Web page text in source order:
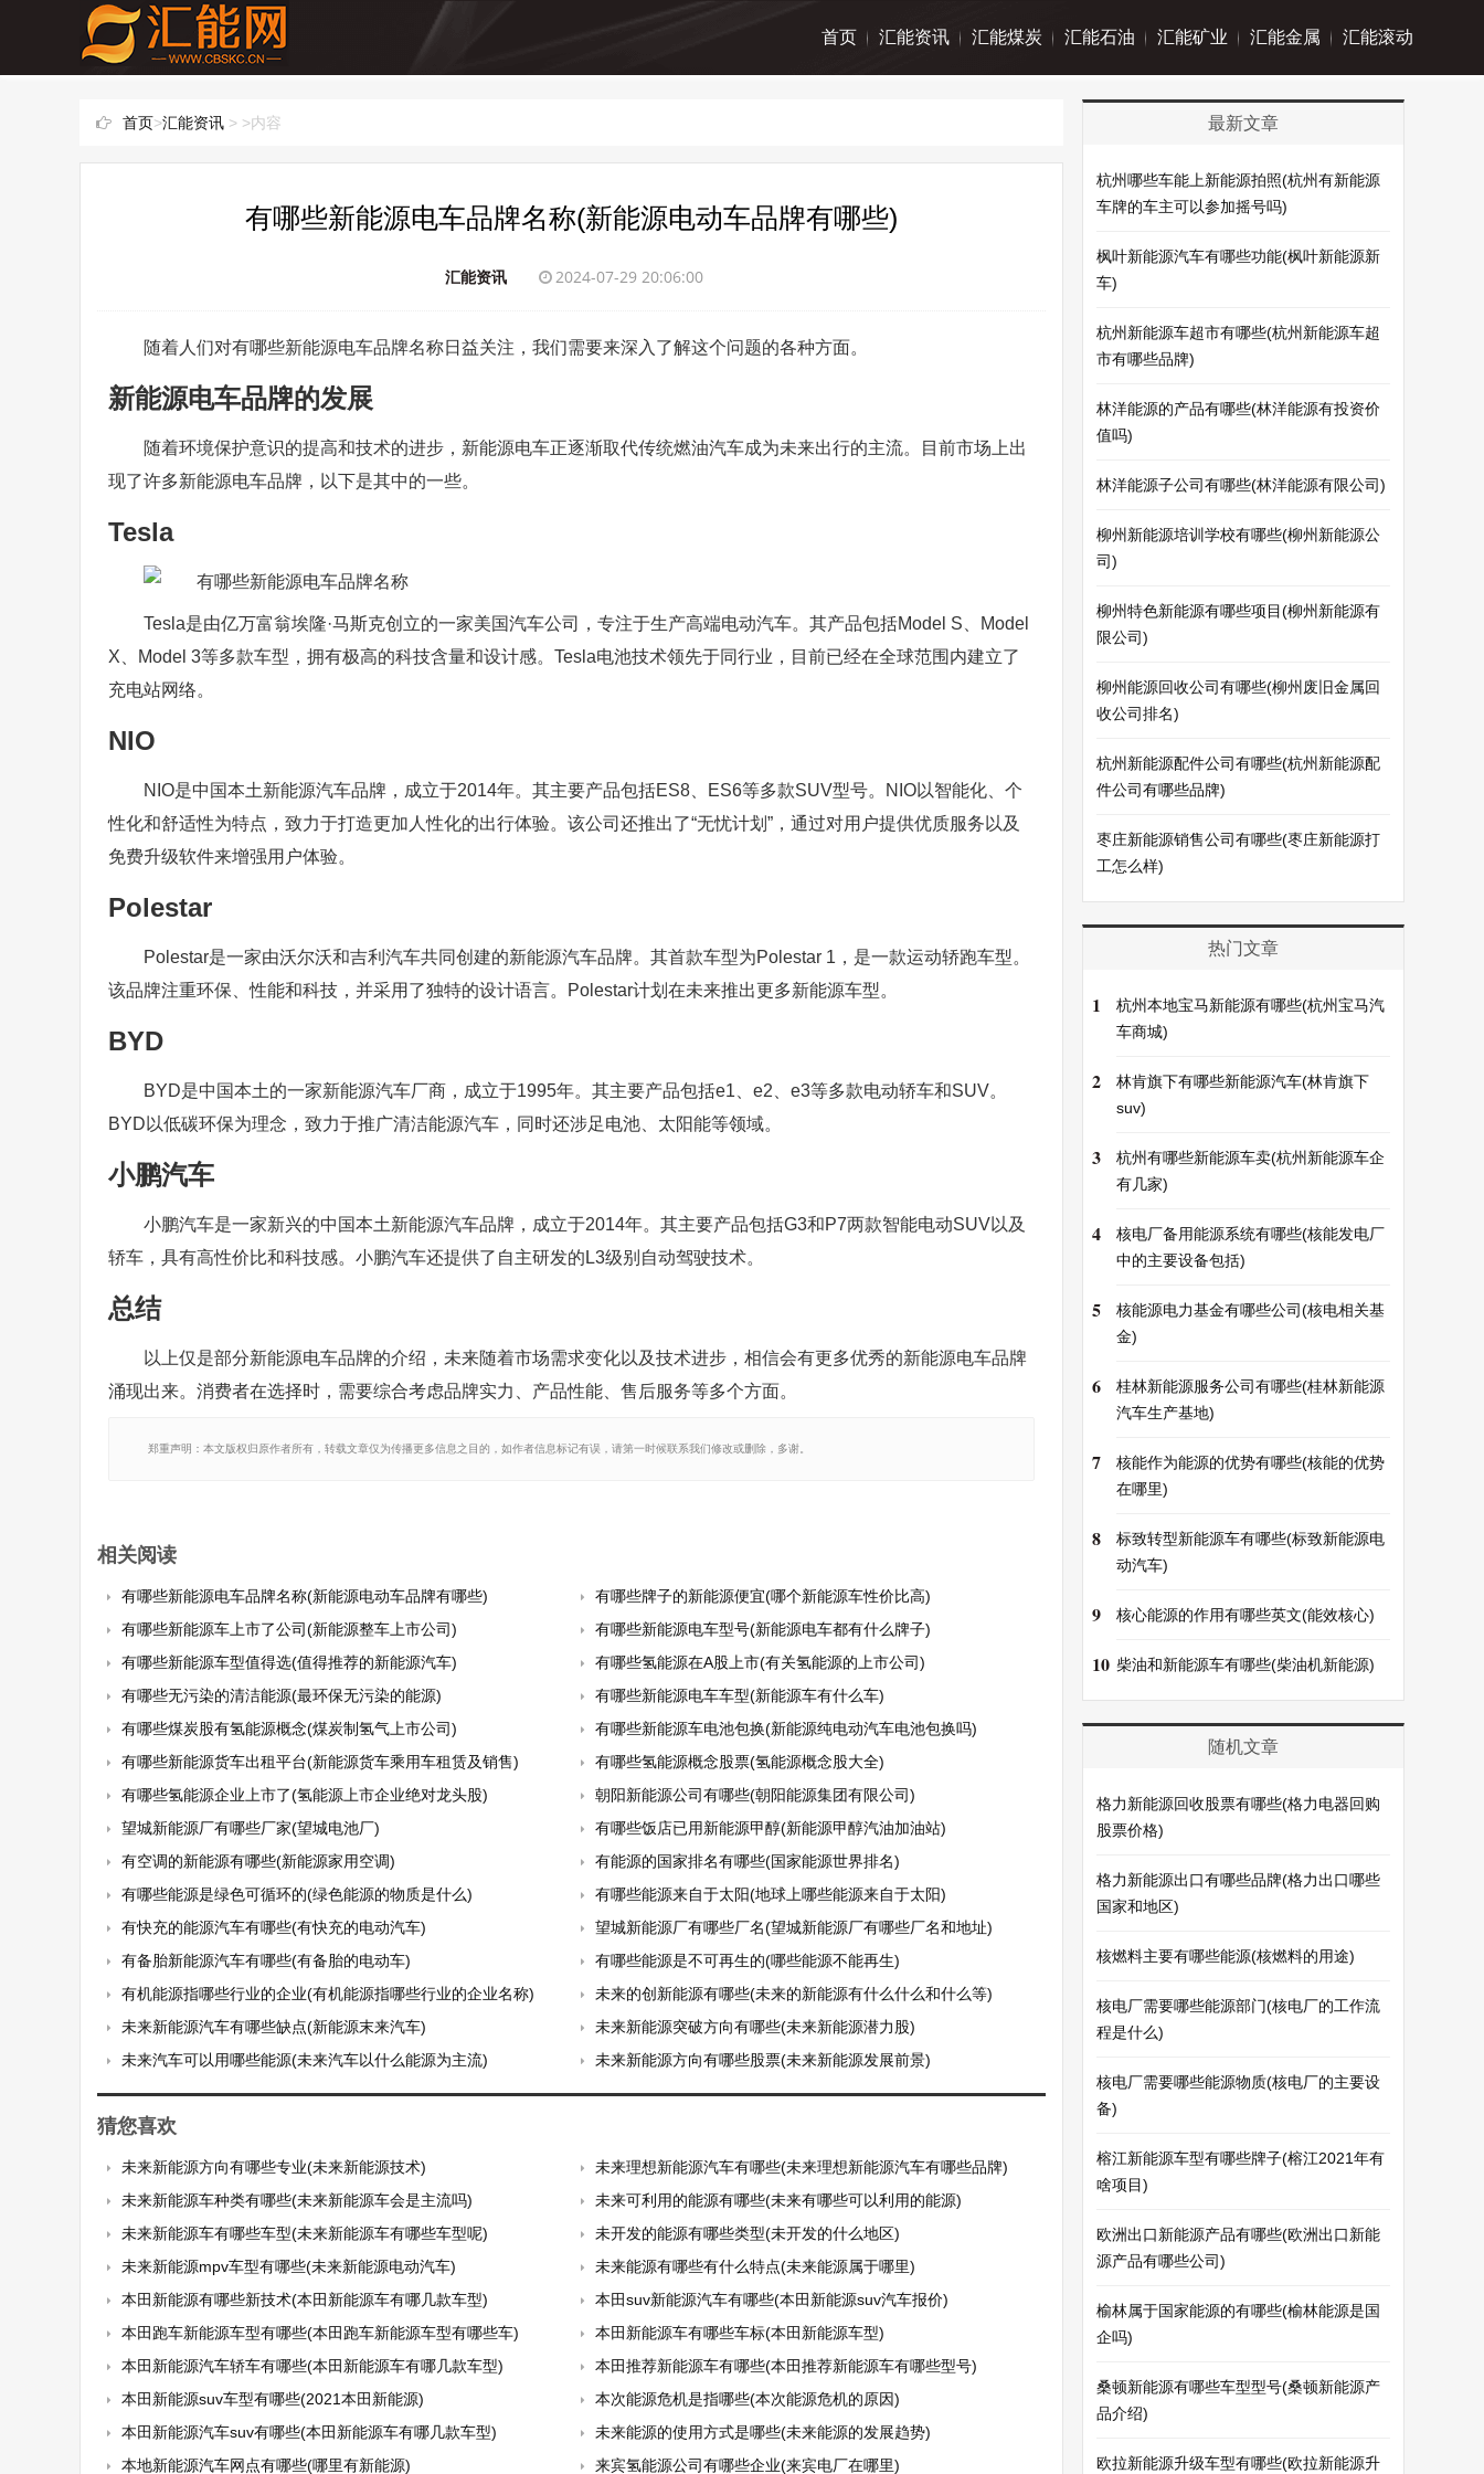
首页 汇能资讯 汇能煤炭 汇能石油 汇能矿业 汇能金属 汇能滚动
首页>汇能资讯 > >内容
有哪些新能源电车品牌名称(新能源电动车品牌有哪些)
汇能资讯 2024-07-29 20:06:00
随着人们对有哪些新能源电车品牌名称日益关注，我们需要来深入了解这个问题的各种方面。
新能源电车品牌的发展
随着环境保护意识的提高和技术的进步，新能源电车正逐渐取代传统燃油汽车成为未来出行的主流。目前市场上出
现了许多新能源电车品牌，以下是其中的一些。
Tesla
Tesla是由亿万富翁埃隆·马斯克创立的一家美国汽车公司，专注于生产高端电动汽车。其产品包括Model S、Model
X、Model 3等多款车型，拥有极高的科技含量和设计感。Tesla电池技术领先于同行业，目前已经在全球范围内建立了
充电站网络。
NIO
NIO是中国本土新能源汽车品牌，成立于2014年。其主要产品包括ES8、ES6等多款SUV型号。NIO以智能化、个
性化和舒适性为特点，致力于打造更加人性化的出行体验。该公司还推出了“无忧计划”，通过对用户提供优质服务以及
免费升级软件来增强用户体验。
Polestar
Polestar是一家由沃尔沃和吉利汽车共同创建的新能源汽车品牌。其首款车型为Polestar 1，是一款运动轿跑车型。
该品牌注重环保、性能和科技，并采用了独特的设计语言。Polestar计划在未来推出更多新能源车型。
BYD
BYD是中国本土的一家新能源汽车厂商，成立于1995年。其主要产品包括e1、e2、e3等多款电动轿车和SUV。
BYD以低碳环保为理念，致力于推广清洁能源汽车，同时还涉足电池、太阳能等领域。
小鹏汽车
小鹏汽车是一家新兴的中国本土新能源汽车品牌，成立于2014年。其主要产品包括G3和P7两款智能电动SUV以及
轿车，具有高性价比和科技感。小鹏汽车还提供了自主研发的L3级别自动驾驶技术。
总结
以上仅是部分新能源电车品牌的介绍，未来随着市场需求变化以及技术进步，相信会有更多优秀的新能源电车品牌
涌现出来。消费者在选择时，需要综合考虑品牌实力、产品性能、售后服务等多个方面。
郑重声明：本文版权归原作者所有，转载文章仅为传播更多信息之目的，如作者信息标记有误，请第一时候联系我们修改或删除，多谢。
相关阅读
有哪些新能源电车品牌名称(新能源电动车品牌有哪些)
有哪些牌子的新能源便宜(哪个新能源车性价比高)
有哪些新能源车上市了公司(新能源整车上市公司)
有哪些新能源电车型号(新能源电车都有什么牌子)
有哪些新能源车型值得选(值得推荐的新能源汽车)
有哪些氢能源在A股上市(有关氢能源的上市公司)
有哪些无污染的清洁能源(最环保无污染的能源)
有哪些新能源电车车型(新能源车有什么车)
有哪些煤炭股有氢能源概念(煤炭制氢气上市公司)
有哪些新能源车电池包换(新能源纯电动汽车电池包换吗)
有哪些新能源货车出租平台(新能源货车乘用车租赁及销售)
有哪些氢能源概念股票(氢能源概念股大全)
有哪些氢能源企业上市了(氢能源上市企业绝对龙头股)
朝阳新能源公司有哪些(朝阳能源集团有限公司)
望城新能源厂有哪些厂家(望城电池厂)
有哪些饭店已用新能源甲醇(新能源甲醇汽油加油站)
有空调的新能源有哪些(新能源家用空调)
有能源的国家排名有哪些(国家能源世界排名)
有哪些能源是绿色可循环的(绿色能源的物质是什么)
有哪些能源来自于太阳(地球上哪些能源来自于太阳)
有快充的能源汽车有哪些(有快充的电动汽车)
望城新能源厂有哪些厂名(望城新能源厂有哪些厂名和地址)
有备胎新能源汽车有哪些(有备胎的电动车)
有哪些能源是不可再生的(哪些能源不能再生)
有机能源指哪些行业的企业(有机能源指哪些行业的企业名称)
未来的创新能源有哪些(未来的新能源有什么什么和什么等)
未来新能源汽车有哪些缺点(新能源末来汽车)
未来新能源突破方向有哪些(未来新能源潜力股)
未来汽车可以用哪些能源(未来汽车以什么能源为主流)
未来新能源方向有哪些股票(未来新能源发展前景)
猜您喜欢
未来新能源方向有哪些专业(未来新能源技术)
未来理想新能源汽车有哪些(未来理想新能源汽车有哪些品牌)
未来新能源车种类有哪些(未来新能源车会是主流吗)
未来可利用的能源有哪些(未来有哪些可以利用的能源)
未来新能源车有哪些车型(未来新能源车有哪些车型呢)
未开发的能源有哪些类型(未开发的什么地区)
未来新能源mpv车型有哪些(未来新能源电动汽车)
未来能源有哪些有什么特点(未来能源属于哪里)
本田新能源有哪些新技术(本田新能源车有哪几款车型)
本田suv新能源汽车有哪些(本田新能源suv汽车报价)
本田跑车新能源车型有哪些(本田跑车新能源车型有哪些车)
本田新能源车有哪些车标(本田新能源车型)
本田新能源汽车轿车有哪些(本田新能源车有哪几款车型)
本田推荐新能源车有哪些(本田推荐新能源车有哪些型号)
本田新能源suv车型有哪些(2021本田新能源)
本次能源危机是指哪些(本次能源危机的原因)
本田新能源汽车suv有哪些(本田新能源车有哪几款车型)
未来能源的使用方式是哪些(未来能源的发展趋势)
本地新能源汽车网点有哪些(哪里有新能源)
来宾氢能源公司有哪些企业(来宾电厂在哪里)
最新文章
杭州哪些车能上新能源拍照(杭州有新能源
车牌的车主可以参加摇号吗)
枫叶新能源汽车有哪些功能(枫叶新能源新
车)
杭州新能源车超市有哪些(杭州新能源车超
市有哪些品牌)
林洋能源的产品有哪些(林洋能源有投资价
值吗)
林洋能源子公司有哪些(林洋能源有限公司)
柳州新能源培训学校有哪些(柳州新能源公
司)
柳州特色新能源有哪些项目(柳州新能源有
限公司)
柳州能源回收公司有哪些(柳州废旧金属回
收公司排名)
杭州新能源配件公司有哪些(杭州新能源配
件公司有哪些品牌)
枣庄新能源销售公司有哪些(枣庄新能源打
工怎么样)
热门文章
1
杭州本地宝马新能源有哪些(杭州宝马汽
车商城)
2
林肯旗下有哪些新能源汽车(林肯旗下
suv)
3
杭州有哪些新能源车卖(杭州新能源车企
有几家)
4
核电厂备用能源系统有哪些(核能发电厂
中的主要设备包括)
5
核能源电力基金有哪些公司(核电相关基
金)
6
桂林新能源服务公司有哪些(桂林新能源
汽车生产基地)
7
核能作为能源的优势有哪些(核能的优势
在哪里)
8
标致转型新能源车有哪些(标致新能源电
动汽车)
9 核心能源的作用有哪些英文(能效核心)
10 柴油和新能源车有哪些(柴油机新能源)
随机文章
格力新能源回收股票有哪些(格力电器回购
股票价格)
格力新能源出口有哪些品牌(格力出口哪些
国家和地区)
核燃料主要有哪些能源(核燃料的用途)
核电厂需要哪些能源部门(核电厂的工作流
程是什么)
核电厂需要哪些能源物质(核电厂的主要设
备)
榕江新能源车型有哪些牌子(榕江2021年有
啥项目)
欧洲出口新能源产品有哪些(欧洲出口新能
源产品有哪些公司)
榆林属于国家能源的有哪些(榆林能源是国
企吗)
桑顿新能源有哪些车型型号(桑顿新能源产
品介绍)
欧拉新能源升级车型有哪些(欧拉新能源升